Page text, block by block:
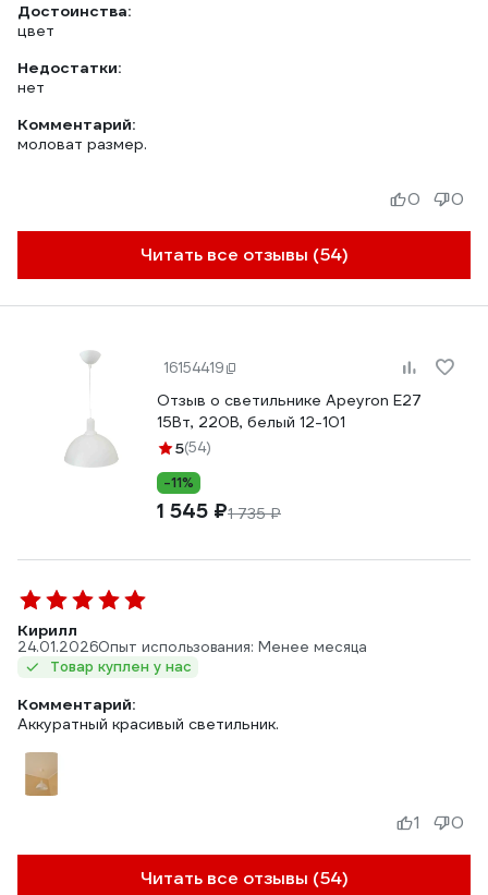
Достоинства:
цвет
Недостатки:
нет
Комментарий:
моловат размер.
Читать все отзывы (54)
0 0
16154419
Отзыв о светильнике Apeyron Е27
15Вт, 220В, белый 12-101
5(54)
-11%
1 545 ₽1 735 ₽
Кирилл
24.01.2026Опыт использования: Менее месяца
Товар куплен у нас
Комментарий:
Аккуратный красивый светильник.
Читать все отзывы (54)
1 0